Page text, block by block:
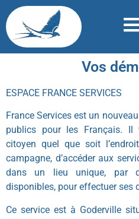
Vos
ESPACE FRANCE SERVICES
France Services est un
publics pour les Français.
citoyen quel que soit
campagne, d’accéder aux
dans un lieu unique, par
disponibles, pour effectuer ses
Ce service est à Goderville